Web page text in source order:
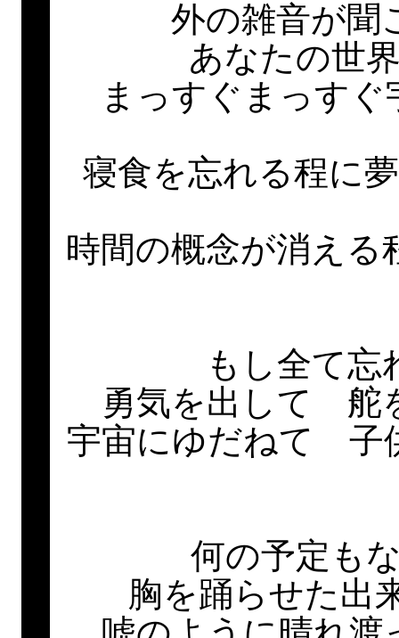
外の雑音が聞
あなたの世
まっすぐまっす
寝食を忘れる程に
時間の概念が消え
もし全て忘
勇気を出して 舵
宇宙にゆだねて 子
何の予定も
胸を踊らせた出